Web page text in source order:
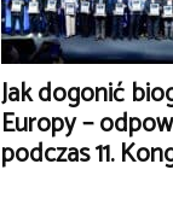
Jak dogonić
Europy –
podczas 11.